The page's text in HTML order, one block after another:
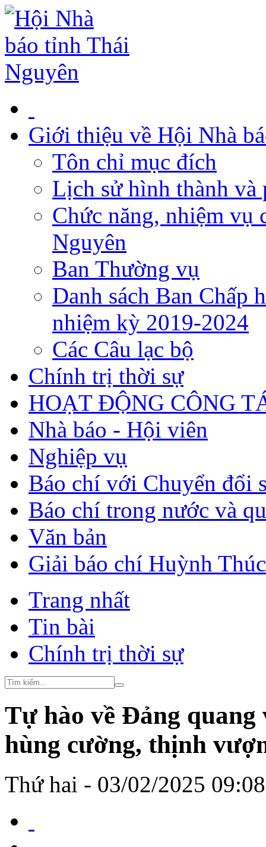
Giới thiệu về Hội Nhà
Tôn chỉ mục đích
Lịch sử hình thành và
Chức năng, nhiệm vụ
Nguyên
Ban Thường vụ
Danh sách Ban Chấp
nhiệm kỳ 2019-2024
Các Câu lạc bộ
Chính trị thời sự
HOẠT ĐỘNG CÔNG
Nhà báo - Hội viên
Nghiệp vụ
Báo chí với Chuyển đổi
Báo chí trong nước và
Văn bản
Giải báo chí Huỳnh
Trang nhất
Tin bài
Chính trị thời sự
Tự hào về Đảng
hùng cường, thịnh
Thứ hai - 03/02/2025